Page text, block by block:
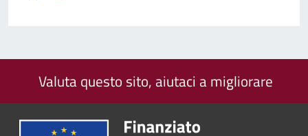
Valuta questo sito, aiutaci a migliorare